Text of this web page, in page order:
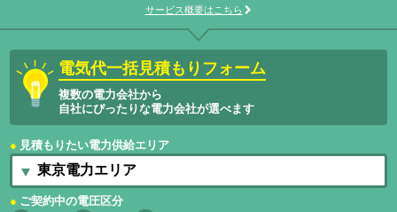
サービス概要はこちら
電気代一括見積もりフォーム
複数の電力会社から
自社にぴったりな電力会社が選べます
見積もりたい電力供給エリア
ご契約中の電圧区分